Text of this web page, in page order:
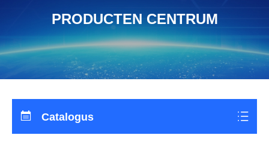
PRODUCTEN CENTRUM
Catalogus